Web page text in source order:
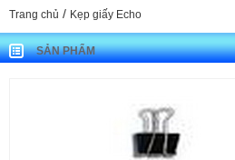
Trang chủ / Kẹp giấy Echo
SẢN PHẨM